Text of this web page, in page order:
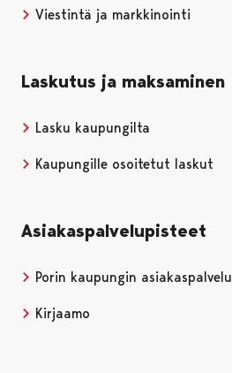
Viestintä ja markkinointi
Laskutus ja maksaminen
Lasku kaupungilta
Kaupungille osoitetut laskut
Asiakaspalvelupisteet
Porin kaupungin asiakaspalvelu
Kirjaamo